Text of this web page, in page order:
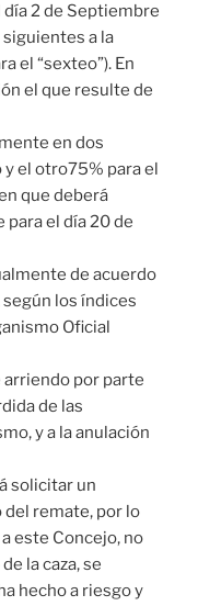
día 2 de Septiembre
a la
el “sexteo”). En
el que resulte de
en dos
y el otro75% para el
que deberá
el día 20 de
de acuerdo
los índices
Oficial
por parte
de las
y a la anulación
solicitar un
remate, por lo
este Concejo, no
la caza, se
hecho a riesgo y